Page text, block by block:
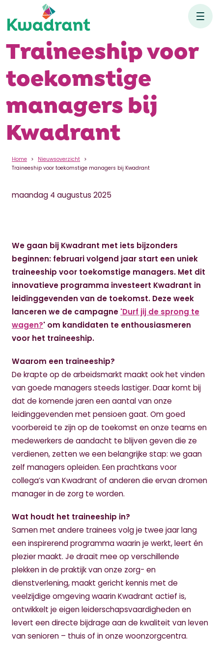
Traineeship voor
toekomstige
managers bij
Kwadrant
Home
Nieuwsoverzicht
Traineeship voor toekomstige managers bij Kwadrant
maandag 4 augustus 2025
We gaan bij Kwadrant met iets bijzonders
beginnen: februari volgend jaar start een uniek
traineeship voor toekomstige managers. Met dit
innovatieve programma investeert Kwadrant in
leidinggevenden van de toekomst. Deze week
lanceren we de campagne 'Durf jij de sprong te
wagen?' om kandidaten te enthousiasmeren
voor het traineeship.
Waarom een traineeship?
De krapte op de arbeidsmarkt maakt ook het vinden
van goede managers steeds lastiger. Daar komt bij
dat de komende jaren een aantal van onze
leidinggevenden met pensioen gaat. Om goed
voorbereid te zijn op de toekomst en onze teams en
medewerkers de aandacht te blijven geven die ze
verdienen, zetten we een belangrijke stap: we gaan
zelf managers opleiden. Een prachtkans voor
collega’s van Kwadrant of anderen die ervan dromen
manager in de zorg te worden.
Wat houdt het traineeship in?
Samen met andere trainees volg je twee jaar lang
een inspirerend programma waarin je werkt, leert én
plezier maakt. Je draait mee op verschillende
plekken in de praktijk van onze zorg- en
dienstverlening, maakt gericht kennis met de
veelzijdige omgeving waarin Kwadrant actief is,
ontwikkelt je eigen leiderschapsvaardigheden en
levert een directe bijdrage aan de kwaliteit van leven
van senioren – thuis of in onze woonzorgcentra.